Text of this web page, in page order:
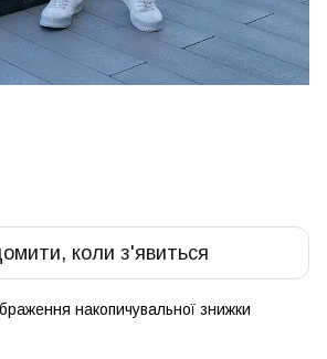
коли з'явиться
накопичувальної знижки